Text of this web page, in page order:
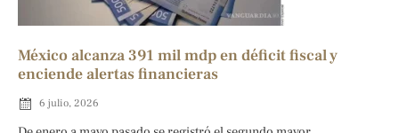
México alcanza 391 mil mdp en déficit fiscal y
enciende alertas financieras
6 julio, 2026